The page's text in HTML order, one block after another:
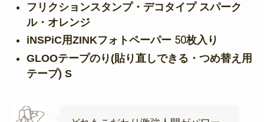
フリクションスタンプ・デコタイプ スパーク
ル・オレンジ
iNSPiC用ZINKフォトペーパー 50枚入り
GLOOテープのり(貼り直しできる・つめ替え用
テープ) S